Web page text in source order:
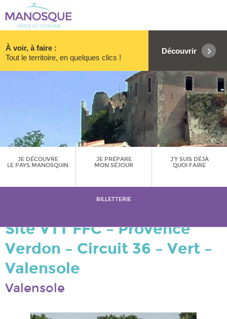
JE DÉCOUVRE
LE PAYS MANOSQUIN
JE PRÉPARE
MON SÉJOUR
J’Y SUIS DÉJÀ
QUOI FAIRE
BILLETTERIE
À voir, à faire :
Tout le territoire, en quelques clics !
Découvrir
Site VTT FFC – Provence
Verdon – Circuit 36 – Vert –
Valensole
Valensole